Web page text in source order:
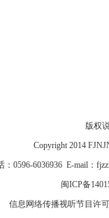
版权
Copyright 2014
：0596-6036936 E-mail：
闽ICP备
信息网络传播视听节目许